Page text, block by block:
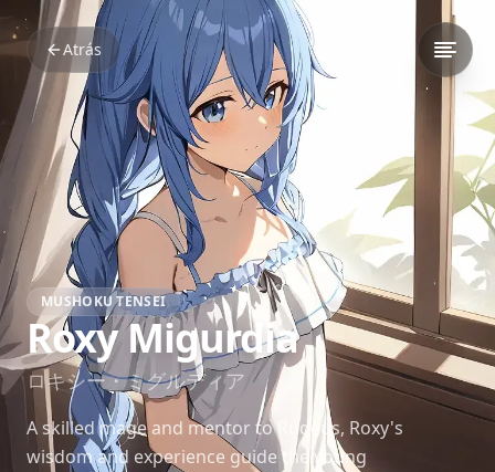
Atrás
MUSHOKU TENSEI
Roxy Migurdia
ロキシー・ミグルディア
A skilled mage and mentor to Rudeus, Roxy's
wisdom and experience guide the young